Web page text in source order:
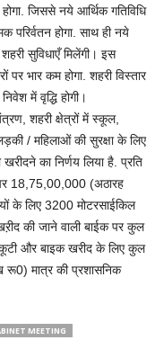
जिससे नये आर्थिक गतिविधि
परिर्वतन होगा. साथ ही नये
सुविधाएँ मिलेंगी। इस
भार कम होगा. शहरी विस्तार
में वृद्धि होगी।
शहरी क्षेत्रों में स्कूल,
/ महिलाओं की सुरक्षा के लिए
का निर्णय लिया है. प्रति
18,75,00,000 (अठारह
के लिए 3200 मोटरसाईकिल
की जाने वाली बाईक पर कुल
और बाइक खरीद के लिए कुल
रू0) मात्र की प्रशासनिक
MEETING